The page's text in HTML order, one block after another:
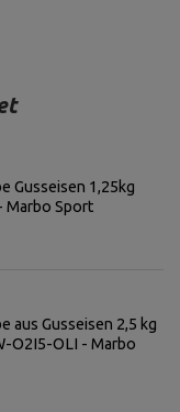
Gusseisen 1,25kg
Marbo Sport
aus Gusseisen 2,5 kg
O2I5-OLI - Marbo